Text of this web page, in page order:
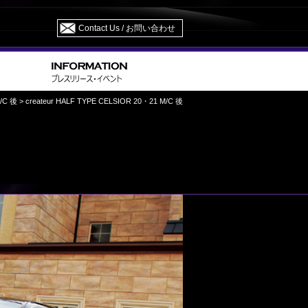
Contact Us / お問い合わせ
C 後 > createur HALF TYPE CELSIOR 20・21 M/C 後